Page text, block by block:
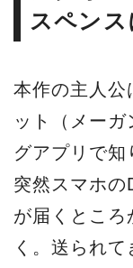
スペンス
本作の主人公
ット（メー
グアプリで知
突然スマホの
が届くところ
く。送られ